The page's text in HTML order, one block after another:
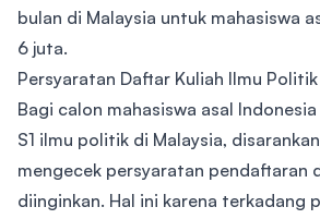
bulan di Malaysia untuk mahasiswa
6 juta.
Persyaratan Daftar Kuliah Ilmu
Bagi calon mahasiswa asal
S1 ilmu politik di Malaysia,
mengecek persyaratan pendaftaran
diinginkan. Hal ini karena terkadang